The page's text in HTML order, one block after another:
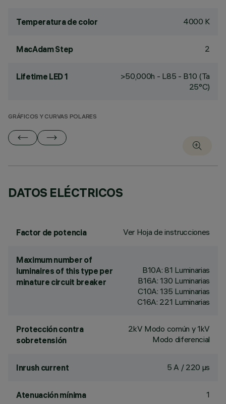
Temperatura de color 4000 K
MacAdam Step 2
Lifetime LED 1
>50,000h - L85 - B10 (Ta
25°C)
GRÁFICOS Y CURVAS POLARES
DATOS ELÉCTRICOS
Factor de potencia Ver Hoja de instrucciones
Maximum number of
luminaires of this type per
minature circuit breaker
B10A: 81 Luminarias
B16A: 130 Luminarias
C10A: 135 Luminarias
C16A: 221 Luminarias
Protección contra
sobretensión
2kV Modo común y 1kV
Modo diferencial
Inrush current 5 A / 220 µs
Atenuación mínima 1